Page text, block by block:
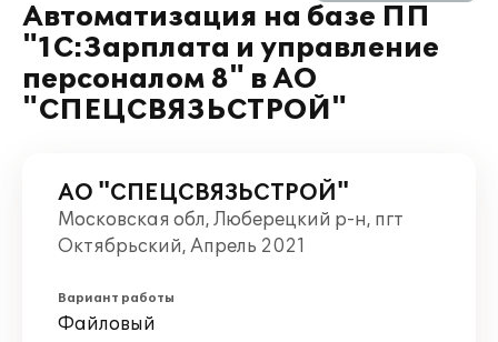
Автоматизация на базе ПП
"1С:Зарплата и управление
персоналом 8" в АО
"СПЕЦСВЯЗЬСТРОЙ"
АО "СПЕЦСВЯЗЬСТРОЙ"
Московская обл, Люберецкий р-н, пгт
Октябрьский, Апрель 2021
Вариант работы
Файловый